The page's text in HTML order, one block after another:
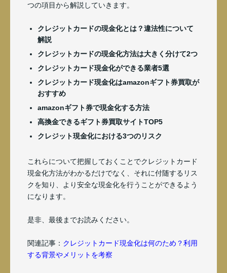
つの項目から解説していきます。
クレジットカードの現金化とは？違法性について
解説
クレジットカードの現金化方法は大きく分けて2つ
クレジットカード現金化ができる業者5選
クレジットカード現金化はamazonギフト券買取が
おすすめ
amazonギフト券で現金化する方法
高換金できるギフト券買取サイトTOP5
クレジット現金化における3つのリスク
これらについて把握しておくことでクレジットカード
現金化方法がわかるだけでなく、それに付随するリス
クを知り、
より安全な現金化を行うことができるよう
になります。
是非、最後までお読みください。
関連記事： クレジットカード現金化は何のため？利用
する背景やメリットを考察